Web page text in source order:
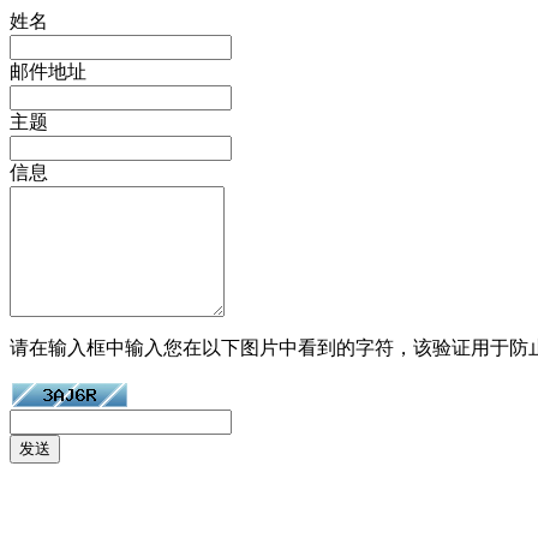
姓名
邮件地址
主题
信息
请在输入框中输入您在以下图片中看到的字符，该验证用于防
发送